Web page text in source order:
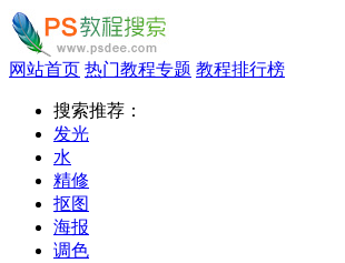
网站首页 热门教程专题 教程排行榜
搜索推荐：
发光
水
精修
抠图
海报
调色